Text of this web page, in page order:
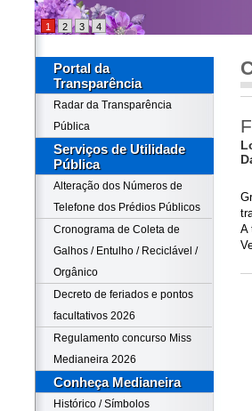
1 2 3 4
Portal da
Transparência
Radar da Transparência
Pública
Serviços de Utilidade
Pública
Alteração dos Números de
Telefone dos Prédios Públicos
Cronograma de Coleta de
Galhos / Entulho / Reciclável /
Orgânico
Decreto de feriados e pontos
facultativos 2026
Regulamento concurso Miss
Medianeira 2026
Conheça Medianeira
Histórico / Símbolos
A